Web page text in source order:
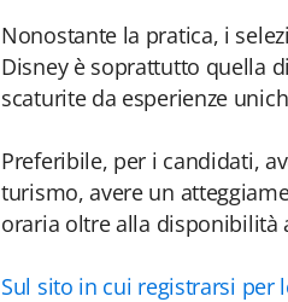
Nonostante la pratica, i
Disney è soprattutto quella
scaturite da esperienze
Preferibile, per i candidati,
turismo, avere un
oraria oltre alla disponibilità
Sul sito in cui registrarsi per